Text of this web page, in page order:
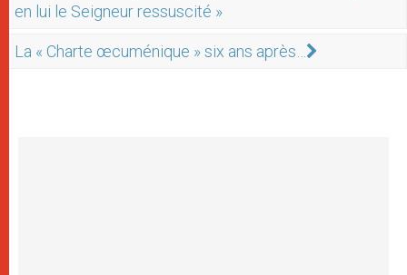
en lui le Seigneur ressuscité »
La « Charte œcuménique » six ans après…